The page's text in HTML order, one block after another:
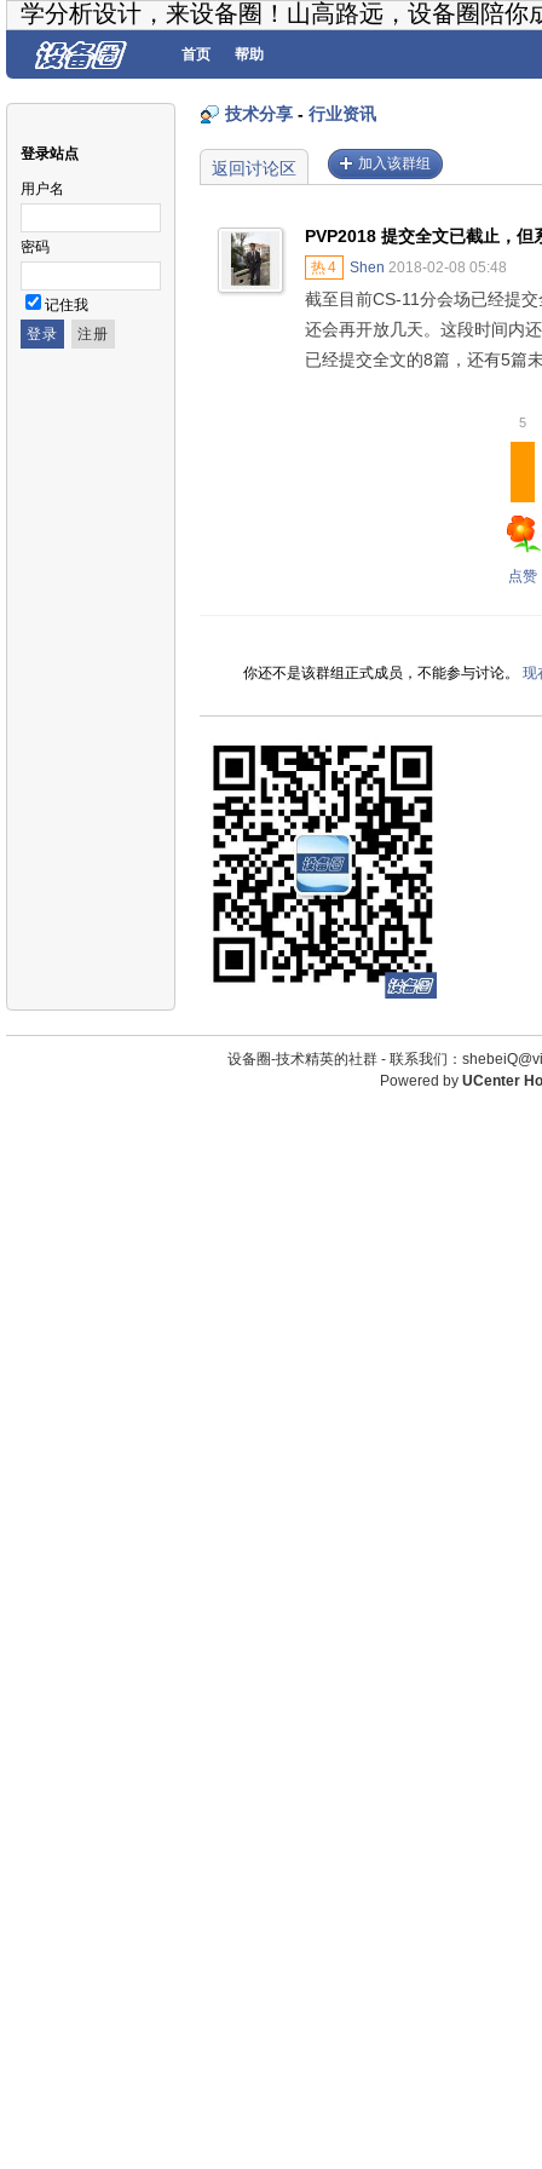
学分析设计，来设备圈！山高路远，设备圈陪你
首页 帮助
登录站点
用户名
密码
记住我
技术分享 - 行业资讯
返回讨论区 加入该群组
PVP2018 提交全文已截止，但
热4 Shen 2018-02-08 05:48
截至目前CS-11分会场已经提
还会再开放几天。这段时间内
已经提交全文的8篇，还有5篇
5
点赞
你还不是该群组正式成员，不能参与讨论。 现
设备圈-技术精英的社群 - 联系我们：
Powered by UCenter